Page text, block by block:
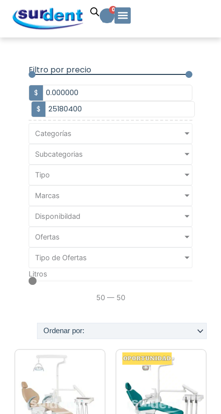
contenido
0
Carrito
Filtro por precio
$
$
Categorías
Subcategorias
Tipo
Marcas
Disponibildad
Ofertas
Tipo de Ofertas
Litros
50 — 50